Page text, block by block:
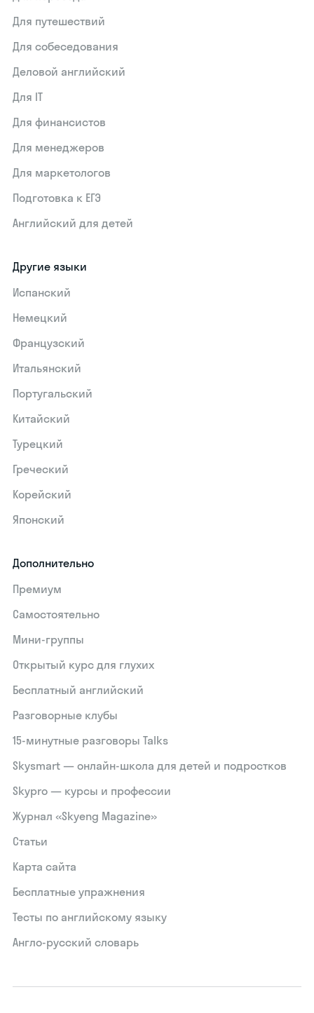
Для путешествий
Для собеседования
Деловой английский
Для IT
Для финансистов
Для менеджеров
Для маркетологов
Подготовка к ЕГЭ
Английский для детей
Другие языки
Испанский
Немецкий
Французский
Итальянский
Португальский
Китайский
Турецкий
Греческий
Корейский
Японский
Дополнительно
Премиум
Самостоятельно
Мини-группы
Открытый курс для глухих
Бесплатный английский
Разговорные клубы
15‑минутные разговоры Talks
Skysmart — онлайн-школа для детей и подростков
Skypro — курсы и профессии
Журнал «Skyeng Magazine»
Статьи
Карта сайта
Бесплатные упражнения
Тесты по английскому языку
Англо-русский словарь